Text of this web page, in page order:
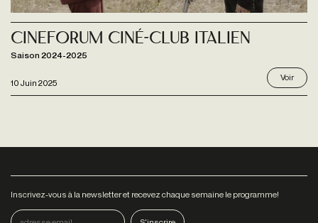
10 Juin 2025
Cineforum Ciné-club Italien
Saison 2024-2025
Voir
Inscrivez-vous à la newsletter et recevez chaque semaine le programme!